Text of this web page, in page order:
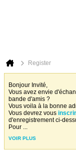
Register
Bonjour Invité,
Vous avez envie
bande d'amis ?
Vous voila à la bonne
Vous devrez vous
d'enregistrement ci-
Pour ...
VOIR PLUS